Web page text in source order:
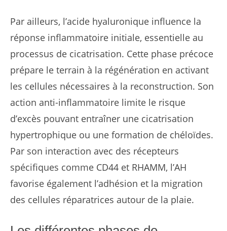
Par ailleurs, l’acide hyaluronique influence la
réponse inflammatoire initiale, essentielle au
processus de cicatrisation. Cette phase précoce
prépare le terrain à la régénération en activant
les cellules nécessaires à la reconstruction. Son
action anti-inflammatoire limite le risque
d’excès pouvant entraîner une cicatrisation
hypertrophique ou une formation de chéloïdes.
Par son interaction avec des récepteurs
spécifiques comme CD44 et RHAMM, l’AH
favorise également l’adhésion et la migration
des cellules réparatrices autour de la plaie.